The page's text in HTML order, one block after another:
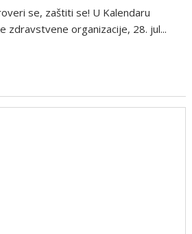
se, zaštiti se! U Kalendaru
zdravstvene organizacije, 28. jul...